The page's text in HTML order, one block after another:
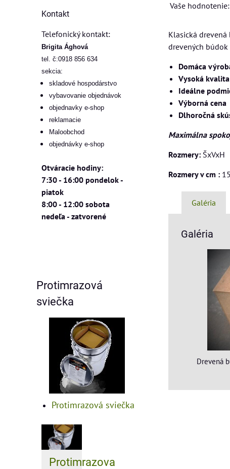
Vaše hodnotenie:
Klasická
drevených búdok
Domáca
Vysoká kvalita
Ideálne
Výborná cena
Dlhoročná
Maximálna
Rozmery: ŠxVxH
Rozmery v cm :
Galéria
Galéria
Drevená
Kontakt
Telefonický kontakt:
Brigita Ághová
tel. č:0918 856 634
sekcia:
skladové hospodárstvo
vybavovanie objednávok
objednavky e-shop
reklamacie
Maloobchod
objednávky e-shop
Otváracie hodiny:
7:30 - 16:00 pondelok -
piatok
8:00 - 12:00 sobota
nedeľa - zatvorené
Protimrazová
sviečka
Protimrazová sviečka
Protimrazova